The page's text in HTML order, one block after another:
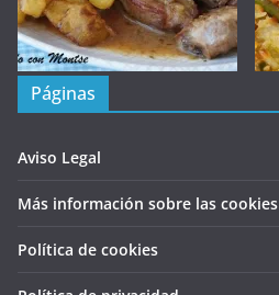
Páginas
Aviso Legal
Más información sobre las cookies
Política de cookies